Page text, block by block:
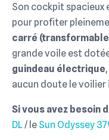
Son cockpit spacieux
pour profiter
carré
grande voile est
guindeau électrique
aucun doute le
Si vous avez besoin
DL/ le Sun Odyssey